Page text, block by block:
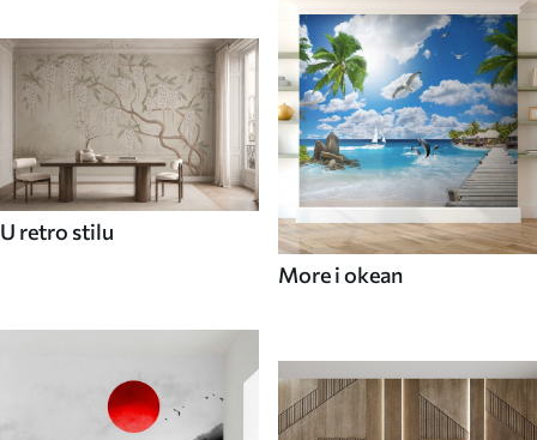
U retro stilu
More i okean